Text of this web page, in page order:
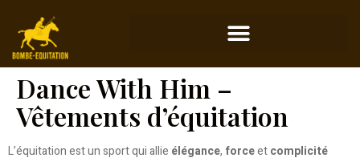
Dance With Him –
Vêtements d’équitation
L’équitation est un sport qui allie élégance, forceetcomplicité